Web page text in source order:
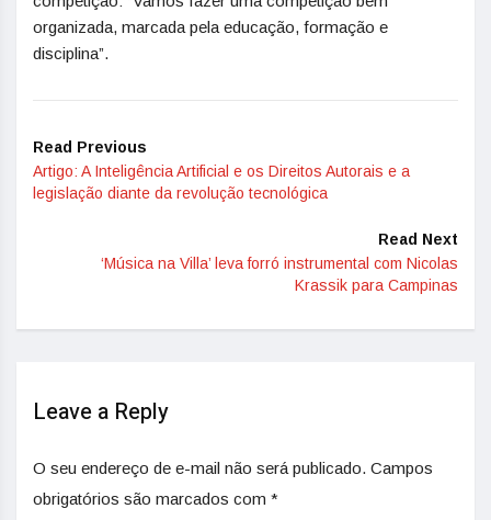
organizada, marcada pela educação, formação e
disciplina”.
Read Previous
Artigo: A Inteligência Artificial e os Direitos Autorais e a
legislação diante da revolução tecnológica
Read Next
‘Música na Villa’ leva forró instrumental com Nicolas
Krassik para Campinas
Leave a Reply
O seu endereço de e-mail não será publicado. Campos
obrigatórios são marcados com *